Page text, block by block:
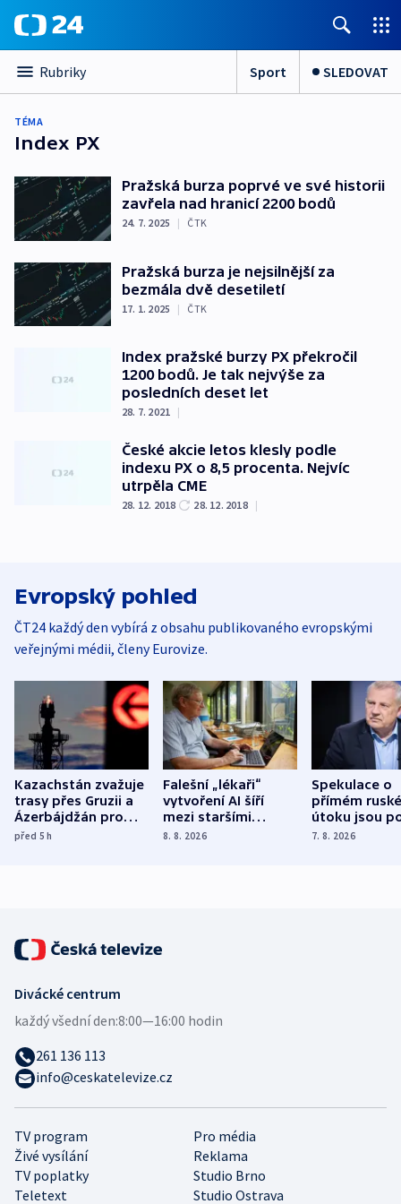
Rubriky Sport SLEDOVAT
TÉMA
Index PX
Pražská burza poprvé ve své historii
zavřela nad hranicí 2200 bodů
24. 7. 2025 | ČTK
Pražská burza je nejsilnější za
bezmála dvě desetiletí
17. 1. 2025 | ČTK
Index pražské burzy PX překročil
1200 bodů. Je tak nejvýše za
posledních deset let
28. 7. 2021 |
České akcie letos klesly podle
indexu PX o 8,5 procenta. Nejvíc
utrpěla CME
28. 12. 2018 28. 12. 2018 |
Evropský pohled
ČT24 každý den vybírá z obsahu publikovaného evropskými
veřejnými médii, členy Eurovize.
Kazachstán zvažuje
trasy přes Gruzii a
Ázerbájdžán pro
vývoz ropy do
před 5h
Falešní „lékaři“
vytvoření AI šíří
mezi staršími
Poláky nebezpečné
8. 8. 2026
Spekulace o
přímém
útoku jsou
míní
7. 8. 2026
TV program
Pro média
Živé vysílání
Reklama
TV poplatky
Studio Brno
Teletext
Studio Ostrava
Divácké centrum
každý všední den:8:00—16:00 hodin
261 136 113
info@ceskatelevize.cz